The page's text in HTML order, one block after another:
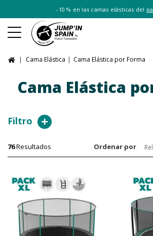
-10 % en las camas elásticas del
Cama Elástica Cama Elástica por Forma
Cama Elástica
Filtro
76Resultados Ordenar por